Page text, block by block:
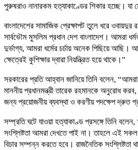
পুরুষরাও নানারকম হত্যাকাণ্ডের শিকার হচ্ছে।
বাংলাদেশের সামাজিক প্রেক্ষাপট তুলে ধরে ওবায়দুর
সার্বভৌম মুসলিম প্রধান দেশ বাংলাদেশ। আমরা
দুর্ভাগ্য, আমরা ধর্মের চর্চায় অনেক পিছিয়ে আছি।
ক্ষেত্রেই কুশিক্ষার দ্বারা নিয়ন্ত্রিত হয়ে থাকে।”
সরকারের প্রতি আহ্বান জানিয়ে তিনি বলেন, “আমরা
মাননীয় প্রধানমন্ত্রী তারেক রহমানকে অনুরোধ
জন্য প্রয়োজনীয় ব্যবস্থা ও করণীয় পদক্ষেপ দ্রুত
সম্প্রতি ঘটে যাওয়া হত্যাকাণ্ড প্রসঙ্গে তিনি
সংশ্লিষ্টতা আমরা দেখতে পাই না। তাহলে এই
বিচার সম্পন্ন করতে হবে। রাজনৈতিক সংশ্লিষ্টতা